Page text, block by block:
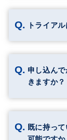
トライア
申し込ん
きますか？
既に持っ